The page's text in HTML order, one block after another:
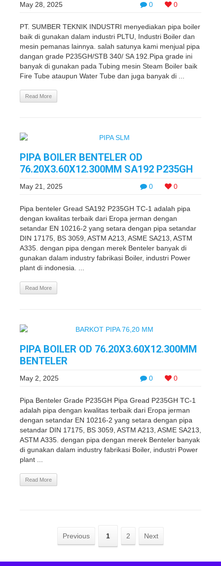
0 0
May 28, 2025
PT. SUMBER TEKNIK INDUSTRI menyediakan pipa boiler
baik di gunakan dalam industri PLTU, Industri Boiler dan
mesin pemanas lainnya. salah satunya kami menjual pipa
dangan grade P235GH/STB 340/ SA 192.Pipa grade ini
banyak di gunakan pada Tubing mesin Steam Boiler baik
Fire Tube ataupun Water Tube dan juga banyak di ...
Read More
PIPA BOILER BENTELER OD
76.20X3.60X12.300MM SA192 P235GH
0 0
May 21, 2025
Pipa benteler Gread SA192 P235GH TC-1 adalah pipa
dengan kwalitas terbaik dari Eropa jerman dengan
setandar EN 10216-2 yang setara dengan pipa setandar
DIN 17175, BS 3059, ASTM A213, ASME SA213, ASTM
A335. dengan pipa dengan merek Benteler banyak di
gunakan dalam industry fabrikasi Boiler, industri Power
plant di indonesia. ...
Read More
PIPA BOILER OD 76.20X3.60X12.300MM
BENTELER
0 0
May 2, 2025
Pipa Benteler Grade P235GH Pipa Gread P235GH TC-1
adalah pipa dengan kwalitas terbaik dari Eropa jerman
dengan setandar EN 10216-2 yang setara dengan pipa
setandar DIN 17175, BS 3059, ASTM A213, ASME SA213,
ASTM A335. dengan pipa dengan merek Benteler banyak
di gunakan dalam industry fabrikasi Boiler, industri Power
plant ...
Read More
Previous 1 2 Next